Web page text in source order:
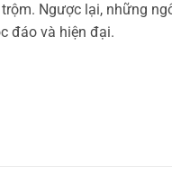
Ngược lại, những
đáo và hiện đại.